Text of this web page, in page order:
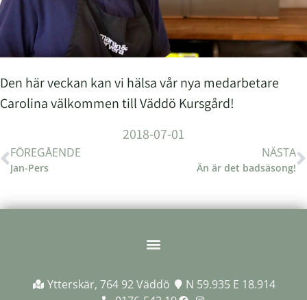
Den här veckan kan vi hälsa vår nya medarbetare
Carolina välkommen till Väddö Kursgård!
2018-07-01
FÖREGÅENDE
Jan-Pers
NÄSTA
Än är det badsäsong!
Ytterskär, 764 92 Väddö
N 59.935 E 18.914